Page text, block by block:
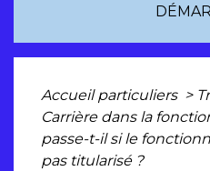
Accueil particuliers >
Carrière dans la
passe-t-il si le
pas titularisé ?